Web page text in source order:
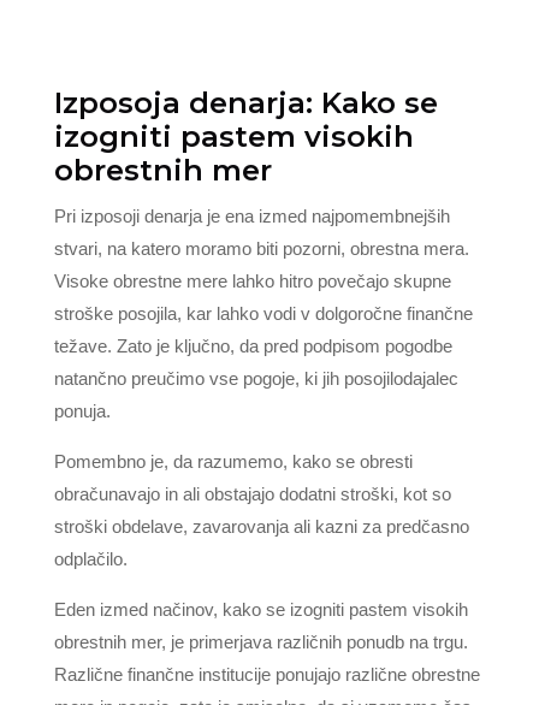
Izposoja denarja: Kako se
izogniti pastem visokih
obrestnih mer
Pri izposoji denarja je ena izmed najpomembnejših
stvari, na katero moramo biti pozorni, obrestna mera.
Visoke obrestne mere lahko hitro povečajo skupne
stroške posojila, kar lahko vodi v dolgoročne finančne
težave. Zato je ključno, da pred podpisom pogodbe
natančno preučimo vse pogoje, ki jih posojilodajalec
ponuja.
Pomembno je, da razumemo, kako se obresti
obračunavajo in ali obstajajo dodatni stroški, kot so
stroški obdelave, zavarovanja ali kazni za predčasno
odplačilo.
Eden izmed načinov, kako se izogniti pastem visokih
obrestnih mer, je primerjava različnih ponudb na trgu.
Različne finančne institucije ponujajo različne obrestne